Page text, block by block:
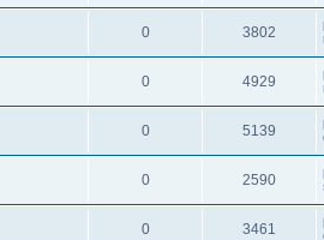
0 3802
0 4929
0 5139
0 2590
0 3461